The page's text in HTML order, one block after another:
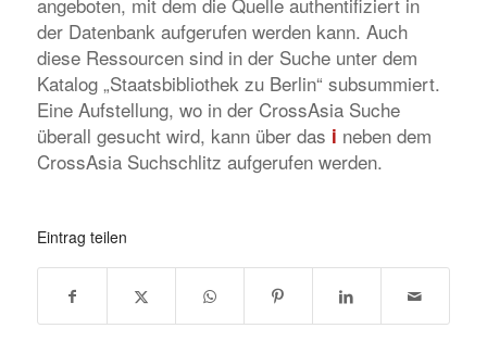
der Datenbank aufgerufen werden kann. Auch
diese Ressourcen sind in der Suche unter dem
Katalog „Staatsbibliothek zu Berlin“ subsummiert.
Eine Aufstellung, wo in der CrossAsia Suche
überall gesucht wird, kann über das i neben dem
CrossAsia Suchschlitz aufgerufen werden.
Eintrag teilen